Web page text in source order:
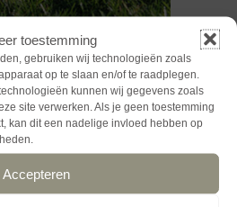
toestemming
gebruiken wij technologieën zoals
op te slaan en/of te raadplegen.
kunnen wij gegevens zoals
site verwerken. Als je geen toestemming
kan dit een nadelige invloed hebben op
Accepteren
grès & le sol